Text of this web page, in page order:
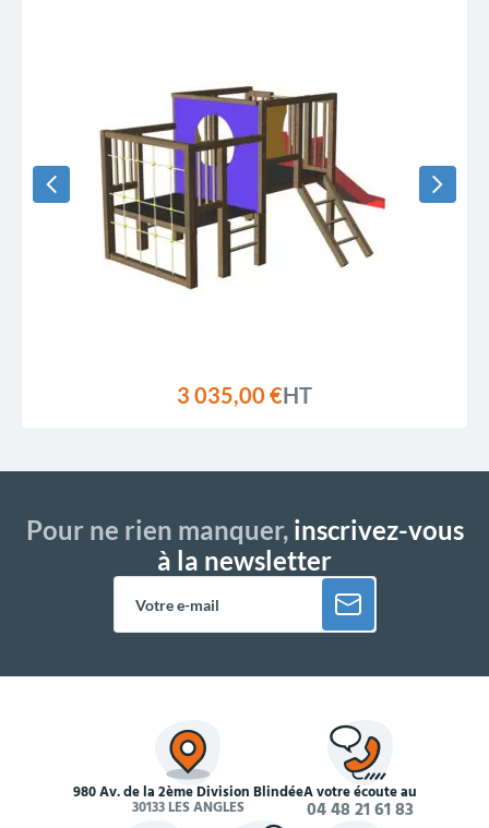
3 035,00 €HT
Pour ne rien manquer,inscrivez-vous
à la newsletter
980 Av. de la 2ème Division Blindée
30133 LES ANGLES
À votre écoute au
04 48 21 61 83